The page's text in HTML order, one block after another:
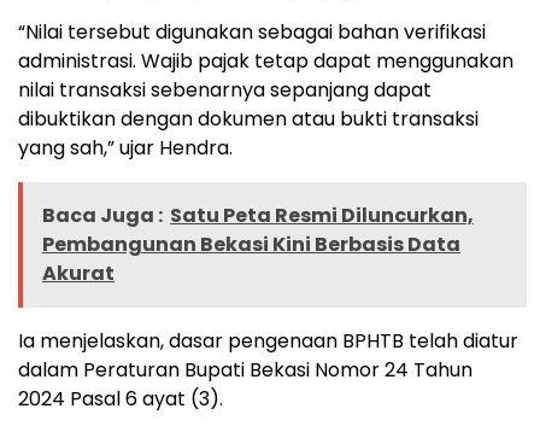
“Nilai tersebut digunakan sebagai bahan verifikasi
administrasi. Wajib pajak tetap dapat menggunakan
nilai transaksi sebenarnya sepanjang dapat
dibuktikan dengan dokumen atau bukti transaksi
yang sah,” ujar Hendra.
Baca Juga : Satu Peta Resmi Diluncurkan,
Pembangunan Bekasi Kini Berbasis Data
Akurat
Ia menjelaskan, dasar pengenaan BPHTB telah diatur
dalam Peraturan Bupati Bekasi Nomor 24 Tahun
2024 Pasal 6 ayat (3).